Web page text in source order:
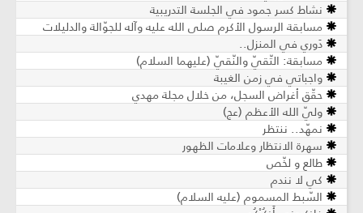
نشاط كسر جمود في الجلسة التدريبية
مسابقة الرسول الأكرم صلى الله عليه وآله للجوّالة والدليلات
دَوري في المنزل..
مسابقة: التّقيّ والنّقيّ (عليهما السلام)
واجباتي في زمن الغيبة
حقّق أغراض السجل، من خلال مجلة مهدي
وليّ الله الأعظم (عج)
نمهّد.. ننتظر
سهرة الانتظار وعلامات الظهور
طالع و لخّص
كي لا نندم
السّبط المسموم (عليه السلام)